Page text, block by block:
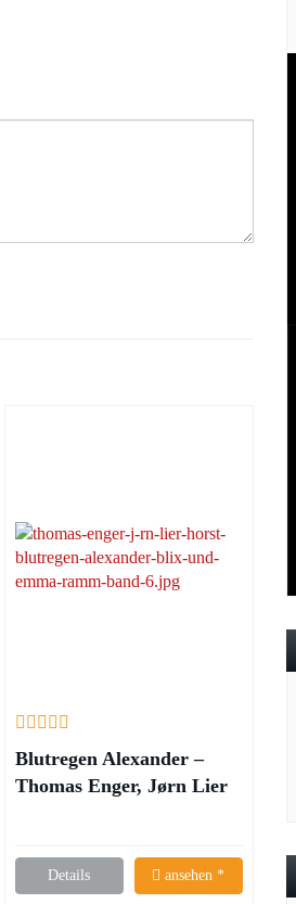
Blutregen Alexander –
Thomas Enger, Jørn Lier
Details ansehen *